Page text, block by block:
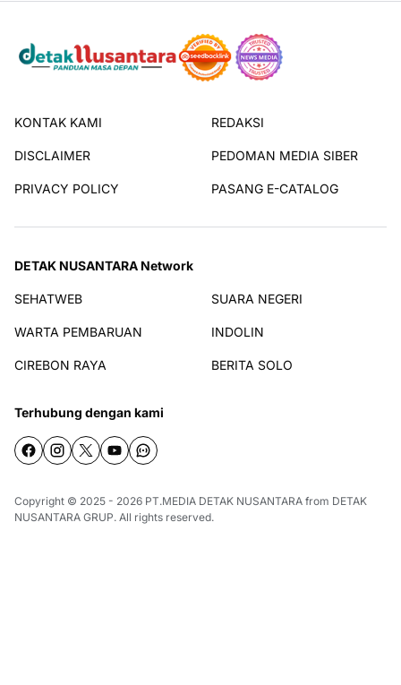
KONTAK KAMI REDAKSI
DISCLAIMER PEDOMAN MEDIA SIBER
PRIVACY POLICY PASANG E-CATALOG
DETAK NUSANTARA Network
SEHATWEB SUARA NEGERI
WARTA PEMBARUAN INDOLIN
CIREBON RAYA BERITA SOLO
Terhubung dengan kami
Copyright © 2025 - 2026 PT.MEDIA DETAK NUSANTARA from DETAK
NUSANTARA GRUP. All rights reserved.